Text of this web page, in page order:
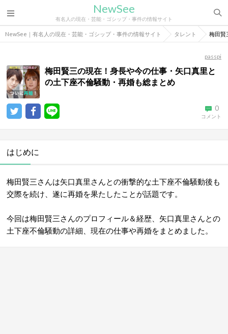
NewSee
有名人の現在・芸能・ゴシップ・事件の情報サイト
NewSee｜有名人の現在・芸能・ゴシップ・事件の情報サイト タレント 梅田賢
passpi
梅田賢三の現在！身長や今の仕事・矢口真里と
の土下座不倫騒動・再婚も総まとめ
0
コメント
はじめに
梅田賢三さんは矢口真里さんとの衝撃的な土下座不倫騒動後も
交際を続け、遂に再婚を果たしたことが話題です。
今回は梅田賢三さんのプロフィール＆経歴、矢口真里さんとの
土下座不倫騒動の詳細、現在の仕事や再婚をまとめました。